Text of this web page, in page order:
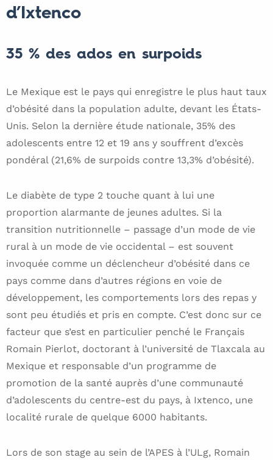
d’Ixtenco
35 % des ados en surpoids
Le Mexique est le pays qui enregistre le plus haut taux
d’obésité dans la population adulte, devant les États-
Unis. Selon la dernière étude nationale, 35% des
adolescents entre 12 et 19 ans y souffrent d’excès
pondéral (21,6% de surpoids contre 13,3% d’obésité).
Le diabète de type 2 touche quant à lui une
proportion alarmante de jeunes adultes. Si la
transition nutritionnelle – passage d’un mode de vie
rural à un mode de vie occidental – est souvent
invoquée comme un déclencheur d’obésité dans ce
pays comme dans d’autres régions en voie de
développement, les comportements lors des repas y
sont peu étudiés et pris en compte. C’est donc sur ce
facteur que s’est en particulier penché le Français
Romain Pierlot, doctorant à l’université de Tlaxcala au
Mexique et responsable d’un programme de
promotion de la santé auprès d’une communauté
d’adolescents du centre-est du pays, à Ixtenco, une
localité rurale de quelque 6000 habitants.
Lors de son stage au sein de l’APES à l’ULg, Romain